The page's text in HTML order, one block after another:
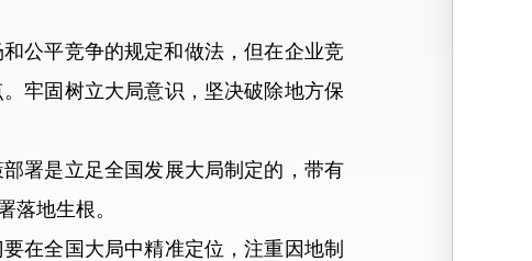
公平竞争的规定和做法，但在企业竞
牢固树立大局意识，坚决破除地方保
署是立足全国发展大局制定的，带有
落地生根。
在全国大局中精准定位，注重因地制